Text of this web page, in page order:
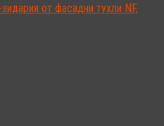
от фасадни тухли NF,